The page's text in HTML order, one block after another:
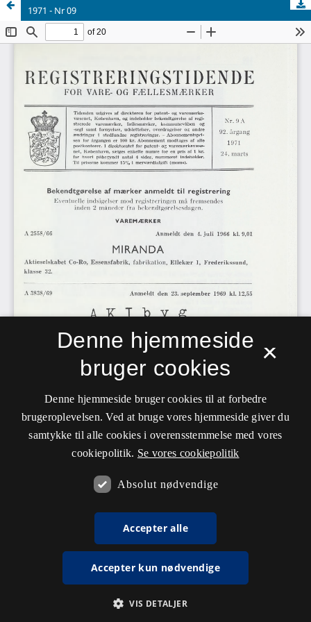
1971 - Nr 09
×
Denne hjemmeside
bruger cookies
Denne hjemmeside bruger cookies til at forbedre
brugeroplevelsen. Ved at bruge vores hjemmeside giver du
samtykke til alle cookies i overensstemmelse med vores
cookiepolitik. Se vores cookiepolitik
Absolut nødvendige
Accepter alle
Accepter kun nødvendige
VIS DETALJER